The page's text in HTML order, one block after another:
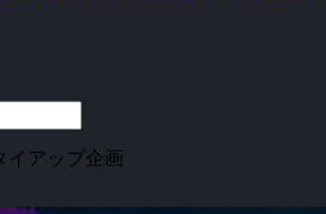
イアップ企画